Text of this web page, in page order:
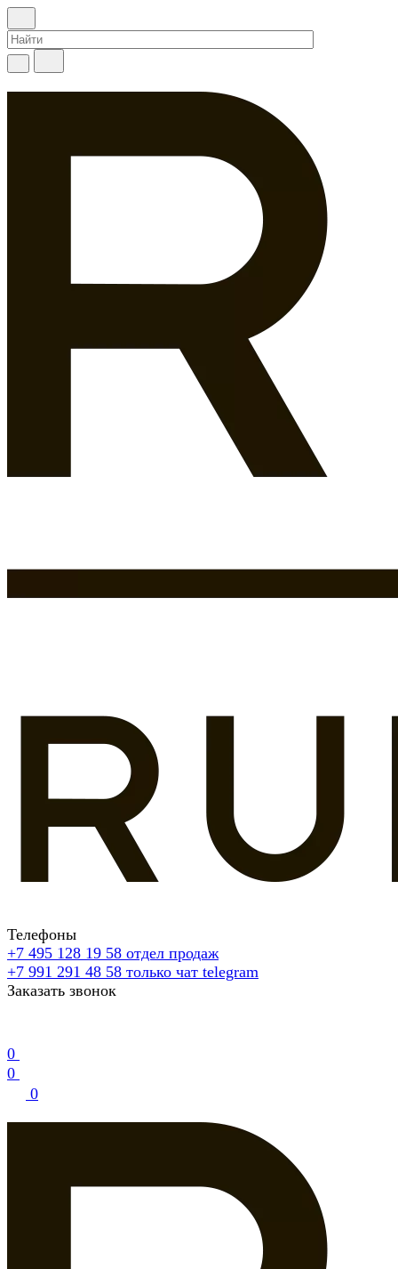
Телефоны
+7 495 128 19 58 отдел продаж
+7 991 291 48 58 только чат telegram
Заказать звонок
0
0
0